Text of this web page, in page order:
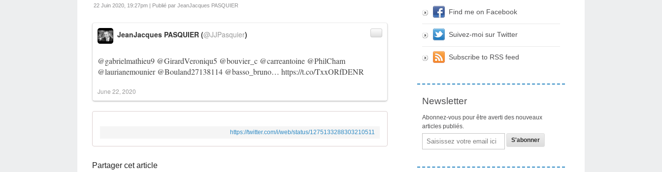
22 Juin 2020, 19:27pm | Publié par JeanJacques PASQUIER
@gabrielmathieu9 @GirardVeroniqu5 @bouvier_c @carreantoine @PhilCham
@laurianemounier @Bouland27138114 @basso_bruno… https://t.co/TxxORfDENR
JeanJacques PASQUIER (@JJPasquier)
June 22, 2020
https://twitter.com/i/web/status/1275133288303210511
Partager cet article
Find me on Facebook
Suivez-moi sur Twitter
Subscribe to RSS feed
Newsletter
Abonnez-vous pour être averti des nouveaux
articles publiés.
Email